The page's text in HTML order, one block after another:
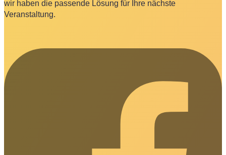
wir haben die passende Lösung für Ihre nächste
Veranstaltung.